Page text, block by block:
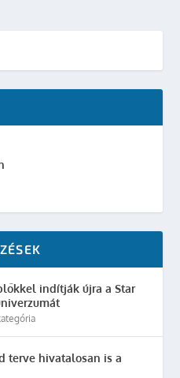
indítják újra a Star
terve hivatalosan is a